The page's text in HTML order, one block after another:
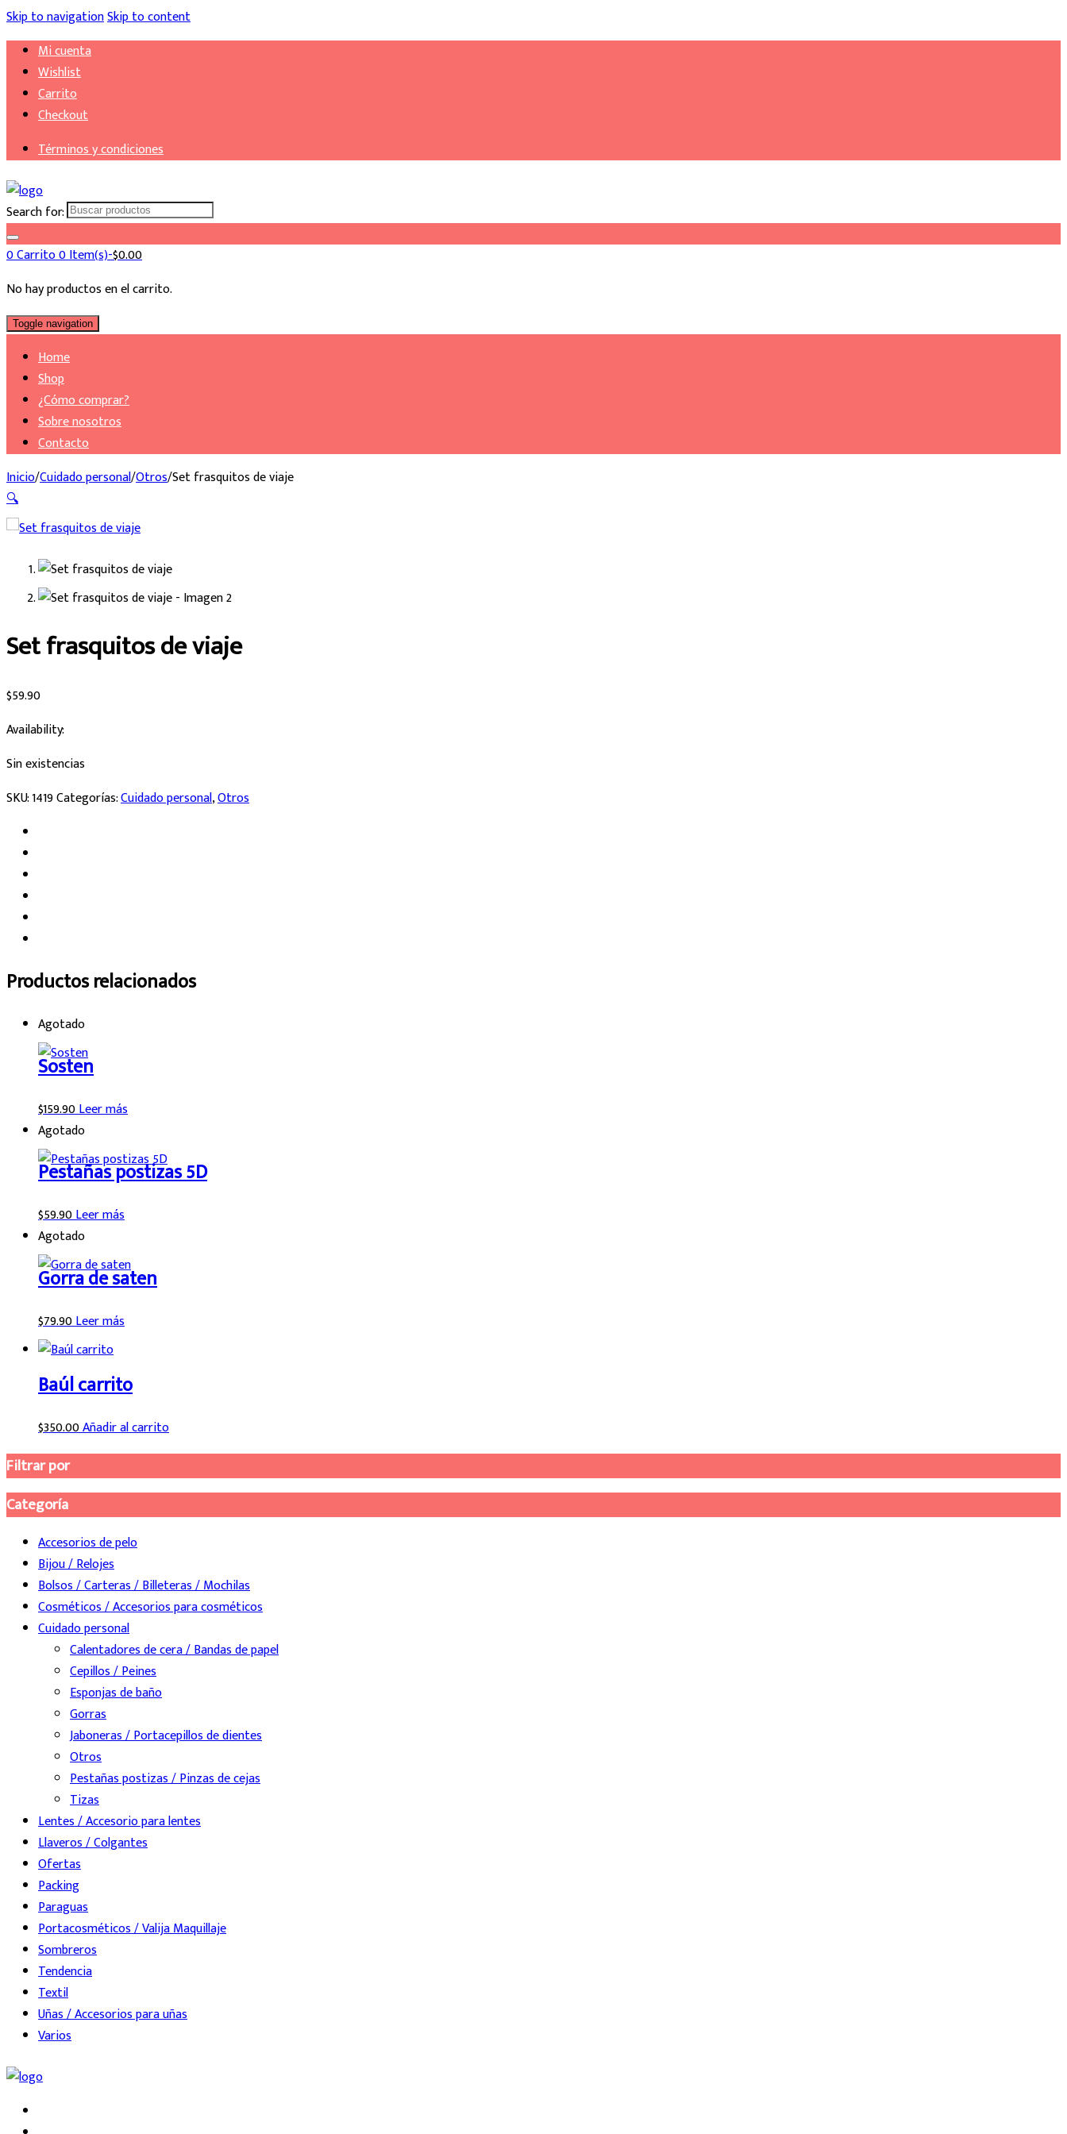
Skip to navigationSkip to content
Mi cuenta
Wishlist
Carrito
Checkout
Términos y condiciones
Search for:
0Carrito0 Item(s)-$0.00
No hay productos en el carrito.
Toggle navigation
Home
Shop
¿Cómo comprar?
Sobre nosotros
Contacto
Inicio/Cuidado personal/Otros/Set frasquitos de viaje
🔍
Set frasquitos de viaje
$59.90
Availability:
Sin existencias
SKU:1419Categorías:Cuidado personal,Otros
Productos relacionados
Agotado
Sosten
$159.90Leer más
Agotado
Pestañas postizas 5D
$59.90Leer más
Agotado
Gorra de saten
$79.90Leer más
Baúl carrito
$350.00Añadir al carrito
Filtrar por
Categoría
Accesorios de pelo
Bijou / Relojes
Bolsos / Carteras / Billeteras / Mochilas
Cosméticos / Accesorios para cosméticos
Cuidado personal
Calentadores de cera / Bandas de papel
Cepillos / Peines
Esponjas de baño
Gorras
Jaboneras / Portacepillos de dientes
Otros
Pestañas postizas / Pinzas de cejas
Tizas
Lentes / Accesorio para lentes
Llaveros / Colgantes
Ofertas
Packing
Paraguas
Portacosméticos / Valija Maquillaje
Sombreros
Tendencia
Textil
Uñas / Accesorios para uñas
Varios